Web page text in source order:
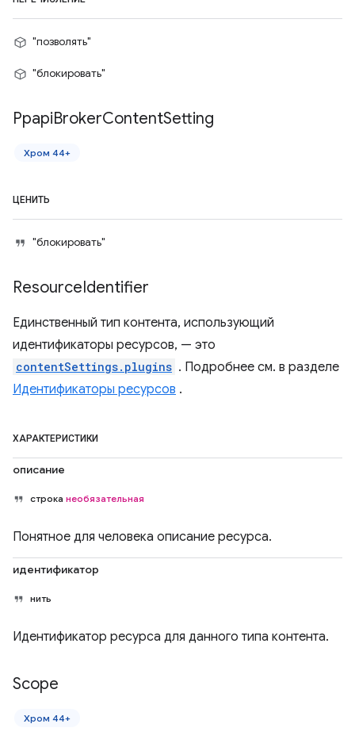
"позволять"
"блокировать"
PpapiBrokerContentSetting
Хром 44+
ЦЕНИТЬ
"блокировать"
ResourceIdentifier
Единственный тип контента, использующий
идентификаторы ресурсов, — это
contentSettings.plugins . Подробнее см. в разделе
Идентификаторы ресурсов .
ХАРАКТЕРИСТИКИ
описание
строка необязательная
Понятное для человека описание ресурса.
идентификатор
нить
Идентификатор ресурса для данного типа контента.
Scope
Хром 44+